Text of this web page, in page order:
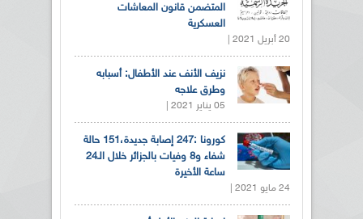
المتضمن قانون المعاشات
العسكرية
20 أبريل 2021 |
نزيف الأنف عند الأطفال: أسبابه
وطرق علاجه
05 يناير 2021 |
كورونا :247 إصابة جديدة،151 حالة
شفاء و8 وفيات بالجزائر خلال الـ24
ساعة الأخيرة
24 مايو 2021 |